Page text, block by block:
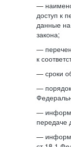
—
доступ к
данные
закона;
—
к
— сроки
—
—
передаче
—